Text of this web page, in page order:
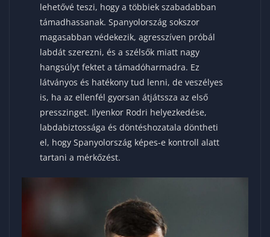
lehetővé teszi, hogy a többiek szabadabban
támadhassanak. Spanyolország sokszor
magasabban védekezik, agresszíven próbál
labdát szerezni, és a szélsők miatt nagy
hangsúlyt fektet a támadóharmadra. Ez
látványos és hatékony tud lenni, de veszélyes
is, ha az ellenfél gyorsan átjátssza az első
presszinget. Ilyenkor Rodri helyezkedése,
labdabiztossága és döntéshozatala döntheti
el, hogy Spanyolország képes-e kontroll alatt
tartani a mérkőzést.